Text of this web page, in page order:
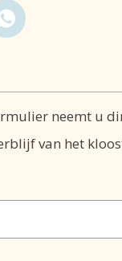
neemt u
van het